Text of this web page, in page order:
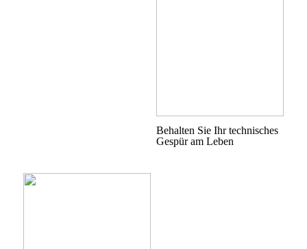
Behalten Sie Ihr technisches
Gespür am Leben